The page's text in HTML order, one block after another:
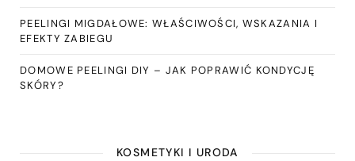
PEELINGI MIGDAŁOWE: WŁAŚCIWOŚCI, WSKAZANIA I
EFEKTY ZABIEGU
DOMOWE PEELINGI DIY – JAK POPRAWIĆ KONDYCJĘ
SKÓRY?
KOSMETYKI I URODA